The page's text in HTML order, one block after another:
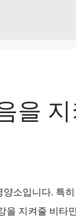
을
소입니다. 특
지켜줄 비타